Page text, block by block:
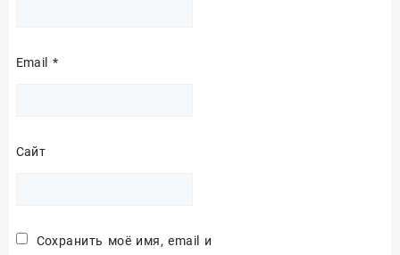
Email *
Сайт
Сохранить моё имя, email и